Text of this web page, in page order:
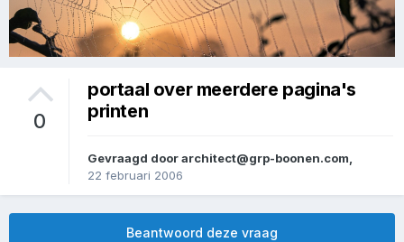
0
portaal over meerdere pagina's
printen
Gevraagd doorarchitect@grp-boonen.com
22 februari 2006
Beantwoord deze vraag